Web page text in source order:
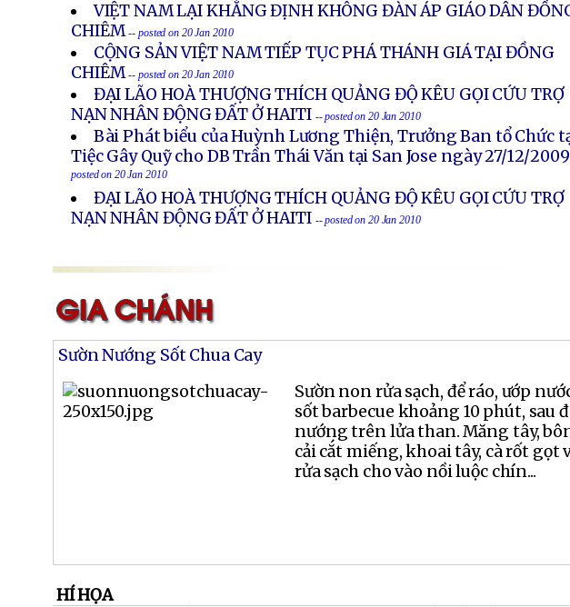
VIỆT NAM LẠI KHẲNG ĐỊNH KHÔNG ĐÀN ÁP GIÁO DÂN
CHIÊM -- posted on 20 Jan 2010
CỘNG SẢN VIỆT NAM TIẾP TỤC PHÁ THÁNH GIÁ TẠI ĐỒNG
CHIÊM -- posted on 20 Jan 2010
ĐẠI LÃO HOÀ THƯỢNG THÍCH QUẢNG ĐỘ KÊU GỌI CỨU TRỢ
NẠN NHÂN ĐỘNG ĐẤT Ở HAITI -- posted on 20 Jan 2010
Bài Phát biểu của Huỳnh Lương Thiện, Trưởng Ban tổ Chức
Tiệc Gây Quỹ cho DB Trần Thái Văn tại San Jose ngày 27/12/2009
posted on 20 Jan 2010
ĐẠI LÃO HOÀ THƯỢNG THÍCH QUẢNG ĐỘ KÊU GỌI CỨU TRỢ
NẠN NHÂN ĐỘNG ĐẤT Ở HAITI -- posted on 20 Jan 2010
Sườn Nướng Sốt Chua Cay
Sườn non rửa sạch, để ráo, ướp
sốt barbecue khoảng 10 phút, sau
nướng trên lửa than. Măng tây,
cải cắt miếng, khoai tây, cà rốt gọt
rửa sạch cho vào nồi luộc chín...
HÍ HỌA